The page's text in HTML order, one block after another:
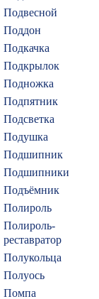
Подвесной
Поддон
Подкачка
Подкрылок
Подножка
Подпятник
Подсветка
Подушка
Подшипник
Подшипники
Подъёмник
Полироль
Полироль-
реставратор
Полукольца
Полуось
Помпа